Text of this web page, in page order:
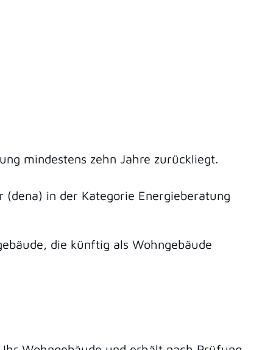
mindestens zehn Jahre zurückliegt.
in der Kategorie Energieberatung
die künftig als Wohngebäude